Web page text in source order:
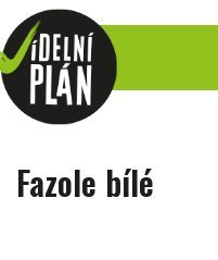
Fazole bílé